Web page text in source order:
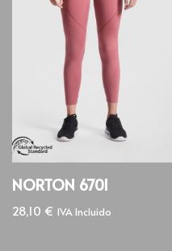
NORTON 6701
28,10 € IVA Incluido